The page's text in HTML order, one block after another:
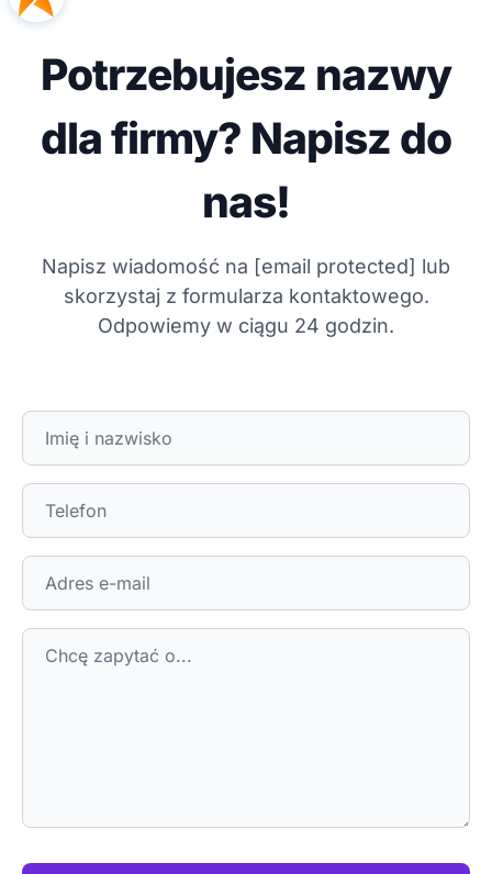
Potrzebujesz nazwy
dla firmy? Napisz do
nas!
Napisz wiadomość na [email protected] lub
skorzystaj z formularza kontaktowego.
Odpowiemy w ciągu 24 godzin.